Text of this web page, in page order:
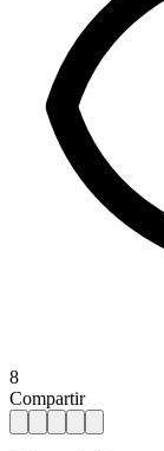
8
Compartir